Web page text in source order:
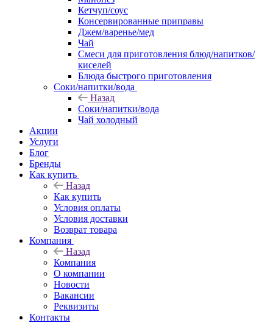
Кетчуп/соус
Консервированные приправы
Джем/варенье/мед
Чай
Смеси для приготовления блюд/напитков/
киселей
Блюда быстрого приготовления
Соки/напитки/вода
Назад
Соки/напитки/вода
Чай холодный
Акции
Услуги
Блог
Бренды
Как купить
Назад
Как купить
Условия оплаты
Условия доставки
Возврат товара
Компания
Назад
Компания
О компании
Новости
Вакансии
Реквизиты
Контакты